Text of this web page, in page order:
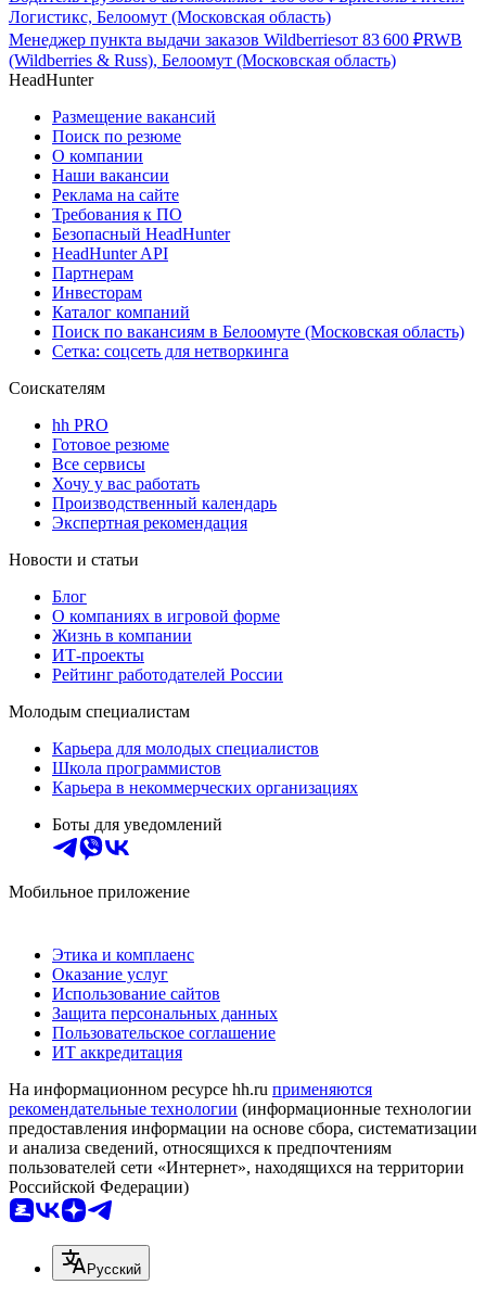
Логистикс, Белоомут (Московская область)
Менеджер пункта выдачи заказов Wildberriesот 83 600 ₽RWB
(Wildberries & Russ), Белоомут (Московская область)
HeadHunter
Размещение вакансий
Поиск по резюме
О компании
Наши вакансии
Реклама на сайте
Требования к ПО
Безопасный HeadHunter
HeadHunter API
Партнерам
Инвесторам
Каталог компаний
Поиск по вакансиям в Белоомуте (Московская область)
Сетка: соцсеть для нетворкинга
Соискателям
hh PRO
Готовое резюме
Все сервисы
Хочу у вас работать
Производственный календарь
Экспертная рекомендация
Новости и статьи
Блог
О компаниях в игровой форме
Жизнь в компании
ИТ-проекты
Рейтинг работодателей России
Молодым специалистам
Карьера для молодых специалистов
Школа программистов
Карьера в некоммерческих организациях
Боты для уведомлений
Мобильное приложение
Этика и комплаенс
Оказание услуг
Использование сайтов
Защита персональных данных
Пользовательское соглашение
ИТ аккредитация
На информационном ресурсе hh.ru применяются
рекомендательные технологии (информационные технологии
предоставления информации на основе сбора, систематизации
и анализа сведений, относящихся к предпочтениям
пользователей сети «Интернет», находящихся на территории
Российской Федерации)
Русский